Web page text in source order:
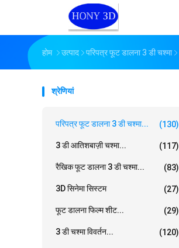
होम उत्पाद परिपत्र फूट डालना 3 डी चश्मा
श्रेणियां
परिपत्र फूट डालना 3 डी चश्मा... (130)
3 डी आतिशबाज़ी चश्मा... (117)
रैखिक फूट डालना 3 डी चश्मा... (83)
3D सिनेमा सिस्टम (27)
फूट डालना फिल्म शीट... (29)
3 डी चश्मा विवर्तन... (120)